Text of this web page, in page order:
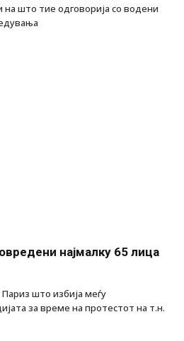
што тие одговорија со водени
најмалку 65 лица
што избија меѓу
за време на протестот на т.н.